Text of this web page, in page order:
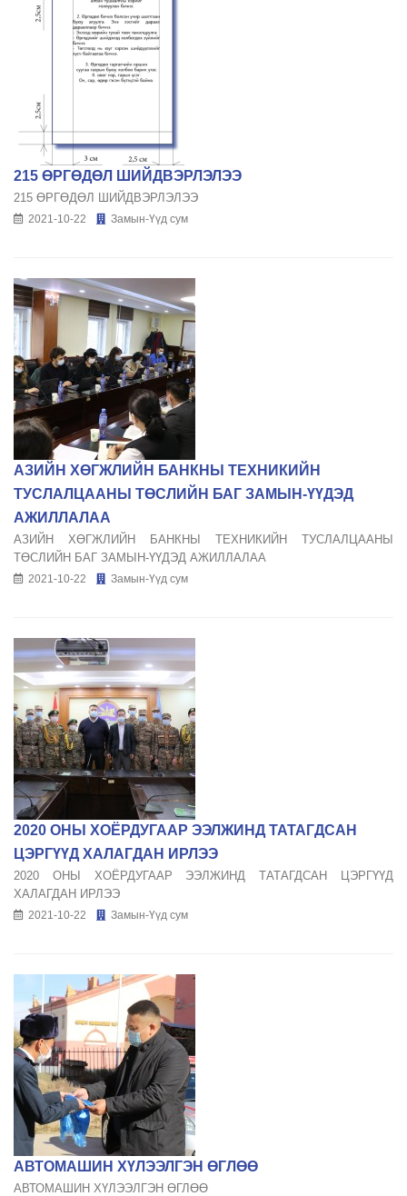
215 ӨРГӨДӨЛ ШИЙДВЭРЛЭЛЭЭ
215 ӨРГӨДӨЛ ШИЙДВЭРЛЭЛЭЭ
2021-10-22 Замын-Үүд сум
АЗИЙН ХӨГЖЛИЙН БАНКНЫ ТЕХНИКИЙН
ТУСЛАЛЦААНЫ ТӨСЛИЙН БАГ ЗАМЫН-ҮҮДЭД
АЖИЛЛАЛАА
АЗИЙН ХӨГЖЛИЙН БАНКНЫ ТЕХНИКИЙН ТУСЛАЛЦААНЫ
ТӨСЛИЙН БАГ ЗАМЫН-ҮҮДЭД АЖИЛЛАЛАА
2021-10-22 Замын-Үүд сум
2020 ОНЫ ХОЁРДУГААР ЭЭЛЖИНД ТАТАГДСАН
ЦЭРГҮҮД ХАЛАГДАН ИРЛЭЭ
2020 ОНЫ ХОЁРДУГААР ЭЭЛЖИНД ТАТАГДСАН ЦЭРГҮҮД
ХАЛАГДАН ИРЛЭЭ
2021-10-22 Замын-Үүд сум
АВТОМАШИН ХҮЛЭЭЛГЭН ӨГЛӨӨ
АВТОМАШИН ХҮЛЭЭЛГЭН ӨГЛӨӨ